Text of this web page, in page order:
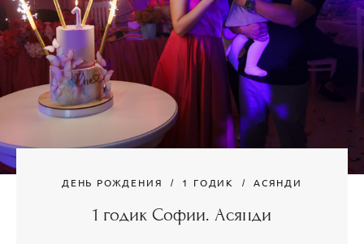
ДЕНЬ РОЖДЕНИЯ 1 ГОДИК АСЯНДИ
1 годик Софии. Асянди